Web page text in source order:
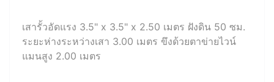
เสารั้วอัดแรง 3.5" x 3.5" x 2.50 เมตร ฝังดิน 50 ซม.
ระยะห่างระหว่างเสา 3.00 เมตร ขึงด้วยตาข่ายไวน์
แมนสูง 2.00 เมตร